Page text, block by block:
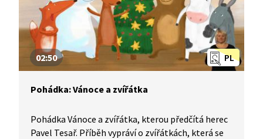
PL
02:50
Pohádka: Vánoce a zvířátka
Pohádka Vánoce a zvířátka, kterou předčítá herec
Pavel Tesař. Příběh vypráví o zvířátkách, která se